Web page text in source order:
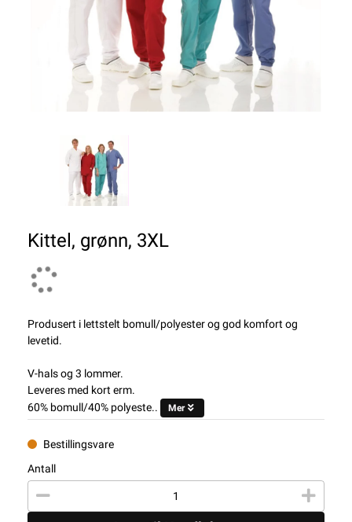
Kittel, grønn, 3XL
Produsert i lettstelt bomull/polyester og god komfort og
levetid.
V-hals og 3 lommer.
Leveres med kort erm.
60% bomull/40% polyeste..
Mer
Bestillingsvare
Antall